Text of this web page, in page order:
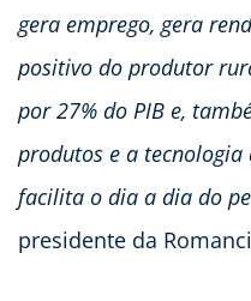
gera emprego, gera
positivo do produtor
por 27% do PIB e,
produtos e a tecnologia
facilita o dia a dia do
presidente da